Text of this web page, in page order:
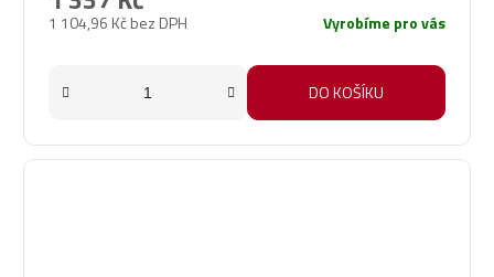
1 104,96 Kč bez DPH Vyrobíme pro vás
DO KOŠÍKU